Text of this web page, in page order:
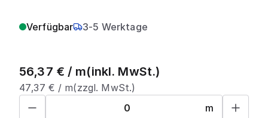
Verfügbar 3-5 Werktage
56,37 € / m(inkl. MwSt.)
47,37 € / m(zzgl. MwSt.)
m